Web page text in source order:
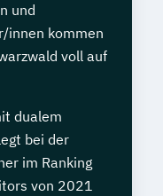
und
innen kommen
voll auf
dualem
bei der
im Ranking
von 2021